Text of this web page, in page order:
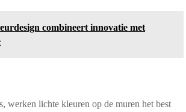
combineert innovatie met
werken lichte kleuren op de muren het best